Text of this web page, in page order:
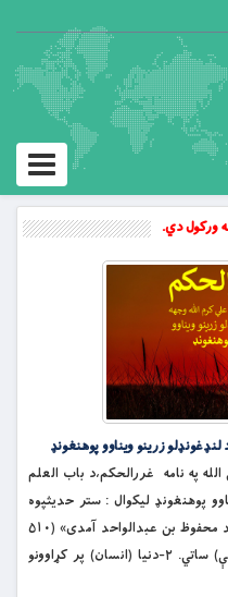
Toggle
ورکول دي.
زرینو ویناوو پوهنغونډ
په نامه غررالحکم،د باب العلم
پوهنغونډ لیکوال : ستر حدیثپوه
«قاضي شیخ ابی الفتح عبدالواحد بن محمد محفوظ بن عبدالواحد آمدی» (۵۱۰
س مړ) «همزه» ۱-دین (انسان له ښویېدنې) ساتي. ۲-دنیا (انسان) پر کړاوونو